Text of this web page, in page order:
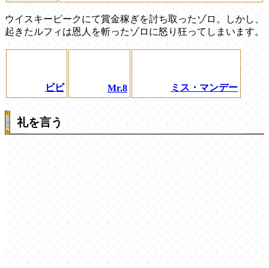
ウイスキーピークにて賞金稼ぎを討ち取ったゾロ。しかし、
起きたルフィは恩人を斬ったゾロに怒り狂ってしまいます。
ビビ Mr.8 ミス・マンデー
礼を言う